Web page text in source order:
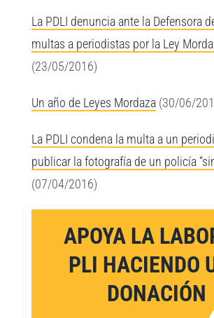
La PDLI denuncia ante la Defensora
multas a periodistas por la Ley
(23/05/2016)
Un año de Leyes Mordaza (30/06/
La PDLI condena la multa a un
publicar la fotografía de un policía
(07/04/2016)
APOYA LA
PLI HACIENDO
DONACIÓN